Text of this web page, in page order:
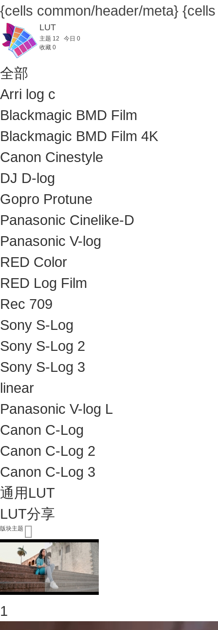
{cells common/header/meta}
LUT
主题 12 今日 0
收藏 0
全部
Arri log c
Blackmagic BMD Film
Blackmagic BMD Film 4K
Canon Cinestyle
DJ D-log
Gopro Protune
Panasonic Cinelike-D
Panasonic V-log
RED Color
RED Log Film
Rec 709
Sony S-Log
Sony S-Log 2
Sony S-Log 3
linear
Panasonic V-log L
Canon C-Log
Canon C-Log 2
Canon C-Log 3
通用LUT
LUT分享
版块主题
1